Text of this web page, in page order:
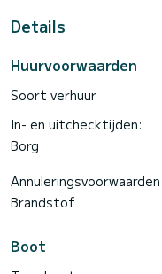
Details
Huurvoorwaarden
Soort verhuur
In- en uitchecktijden:
Borg
Annuleringsvoorwaarden
Brandstof
Boot